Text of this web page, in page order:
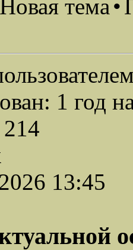
Новая тема•
1 год
13:45